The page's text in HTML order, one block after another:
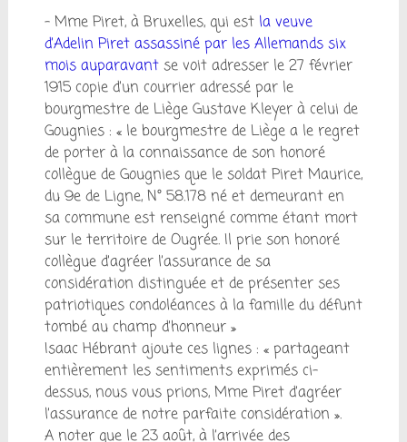
– Mme Piret, à Bruxelles, qui est la veuve
d’Adelin Piret assassiné par les Allemands six
mois auparavantse voit adresser le 27 février
1915 copie d’un courrier adressé par le
bourgmestre de Liège Gustave Kleyer à celui de
Gougnies : « le bourgmestre de Liège a le regret
de porter à la connaissance de son honoré
collègue de Gougnies que le soldat Piret Maurice,
du 9e de Ligne, N° 58.178 né et demeurant en
sa commune est renseigné comme étant mort
sur le territoire de Ougrée. Il prie son honoré
collègue d’agréer l’assurance de sa
considération distinguée et de présenter ses
patriotiques condoléances à la famille du défunt
tombé au champ d’honneur »
Isaac Hébrant ajoute ces lignes : « partageant
entièrement les sentiments exprimés ci-
dessus, nous vous prions, Mme Piret d’agréer
l’assurance de notre parfaite considération ».
A noter que le 23 août, à l’arrivée des